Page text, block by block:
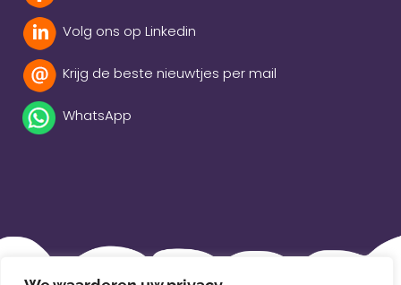
Volg ons op Linkedin
Krijg de beste nieuwtjes per mail
WhatsApp